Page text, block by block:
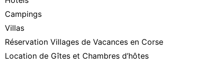
Campings
Villas
Réservation Villages de Vacances en Corse
Location de Gîtes et Chambres d’hôtes